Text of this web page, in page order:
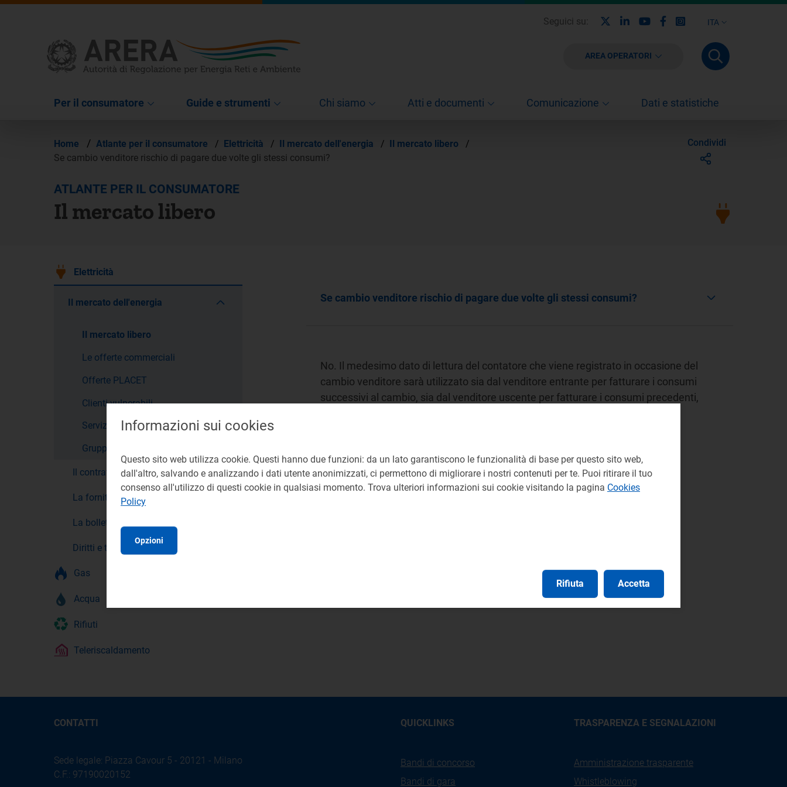
ITA
Seguici su: LinkedinYoutubeFacebook
Instagram
AREA OPERATORI
Per il consumatore Guide e strumenti Chi siamo Atti e documenti Comunicazione Dati e statistiche
Home / Atlante per il consumatore / Elettricità / Il mercato dell'energia / Il mercato libero
/
Se cambio venditore rischio di pagare due volte gli stessi consumi?
Condividi
ATLANTE PER IL CONSUMATORE
Il mercato libero
Elettricità
Il mercato dell'energia
Il mercato libero
Le offerte commerciali
Offerte PLACET
Clienti vulnerabili
Servizio a tutele graduali
Gruppi d'acquisto
Il contratto
La fornitura
La bolletta
Diritti e tutele
Gas
Acqua
Rifiuti
Teleriscaldamento
Se cambio venditore rischio di pagare due volte gli stessi consumi?
No. Il medesimo dato di lettura del contatore che viene registrato in occasione del
cambio venditore sarà utilizzato sia dal venditore entrante per fatturare i consumi
successivi al cambio, sia dal venditore uscente per fatturare i consumi precedenti,
Lettura del contatore
CONTATTI
Sede legale: Piazza Cavour 5 - 20121 - Milano
C.F.: 97190020152
QUICKLINKS
Bandi di concorso
Bandi di gara
TRASPARENZA E SEGNALAZIONI
Amministrazione trasparente
Whistleblowing
Informazioni sui cookies
Questo sito web utilizza cookie. Questi hanno due funzioni: da un lato garantiscono le funzionalità di base per questo sito web,
dall'altro, salvando e analizzando i dati utente anonimizzati, ci permettono di migliorare i nostri contenuti per te. Puoi ritirare il tuo
consenso all'utilizzo di questi cookie in qualsiasi momento. Trova ulteriori informazioni sui cookie visitando la pagina Cookies
Policy
Opzioni
Rifiuta Accetta